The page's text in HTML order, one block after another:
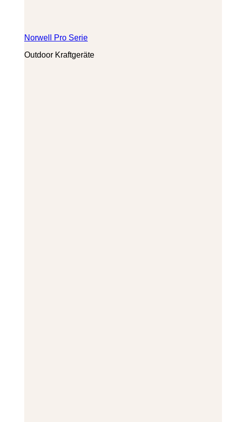
Norwell Pro Serie
Outdoor Kraftgeräte